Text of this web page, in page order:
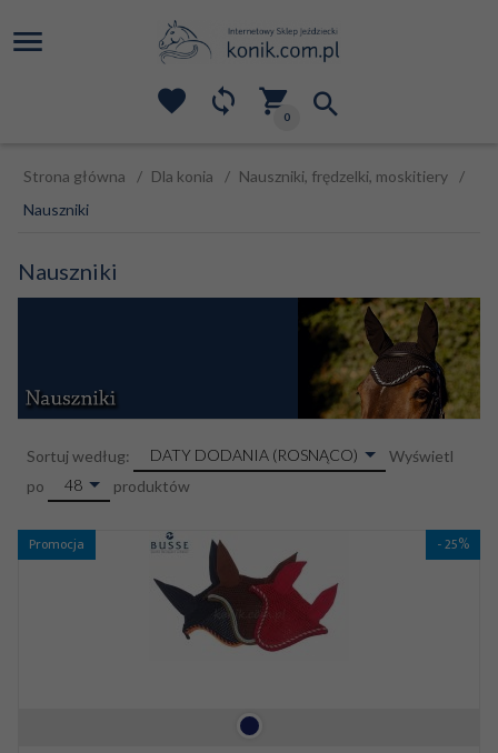
0
Strona główna Dla konia
Nauszniki, frędzelki, moskitiery
Nauszniki
Nauszniki
Sortuj według: sortDATY DODANIA (ROSNĄCO)
Wyświetl
po
pop48 produktów
Promocja - 25%